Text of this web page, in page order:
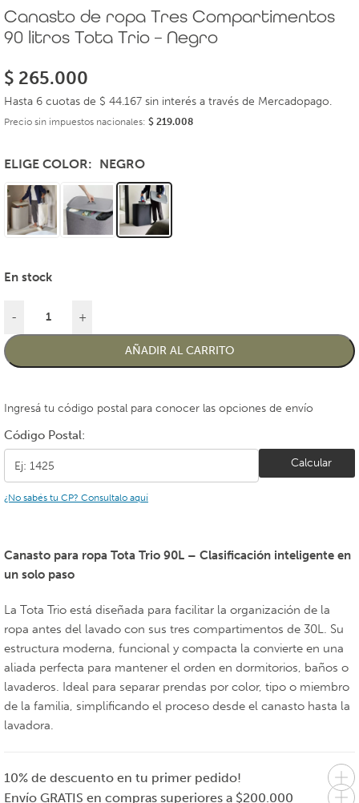
Canasto de ropa Tres Compartimentos
90 litros Tota Trio – Negro
$ 265.000
Hasta 6 cuotas de $ 44.167 sin interés a través de Mercadopago.
Precio sin impuestos nacionales: $ 219.008
ELIGE COLOR NEGRO
En stock
- +
AÑADIR AL CARRITO
Ingresá tu código postal para conocer las opciones de envío
Código Postal:
Calcular
¿No sabés tu CP? Consultalo aquí
Canasto para ropa Tota Trio 90L – Clasificación inteligente en
un solo paso
La Tota Trio está diseñada para facilitar la organización de la
ropa antes del lavado con sus tres compartimentos de 30L. Su
estructura moderna, funcional y compacta la convierte en una
aliada perfecta para mantener el orden en dormitorios, baños o
lavaderos. Ideal para separar prendas por color, tipo o miembro
de la familia, simplificando el proceso desde el canasto hasta la
lavadora.
10% de descuento en tu primer pedido!
Envío GRATIS en compras superiores a $200.000